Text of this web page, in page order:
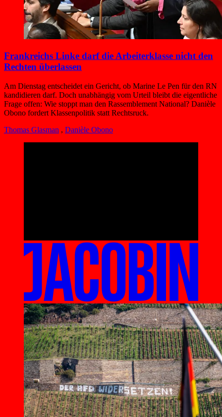
Frankreichs Linke darf die Arbeiterklasse nicht den
Rechten überlassen
Am Dienstag entscheidet ein Gericht, ob Marine Le Pen für den RN
kandidieren darf. Doch unabhängig vom Urteil bleibt die eigentliche
Frage offen: Wie stoppt man den Rassemblement National? Danièle
Obono fordert Klassenpolitik statt Rechtsruck.
Thomas Glasman , Danièle Obono